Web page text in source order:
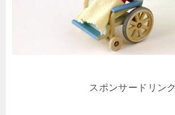
スポンサードリンク